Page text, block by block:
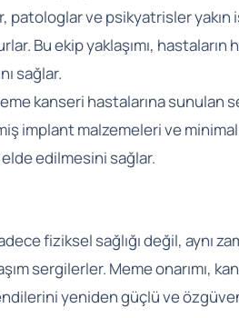
ve psikyatrisler yakın
Bu ekip yaklaşımı, hastaların
sağlar.
kanseri hastalarına sunulan
implant malzemeleri ve
edilmesini sağlar.
fiziksel sağlığı değil, aynı
sergilerler. Meme onarımı,
yeniden güçlü ve